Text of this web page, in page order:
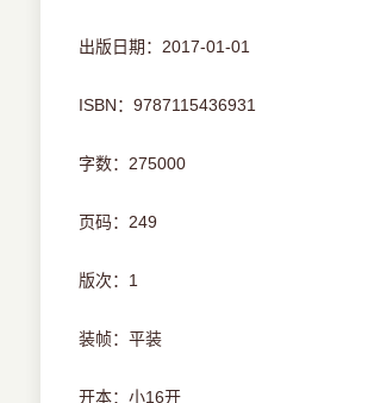
出版日期：2017-01-01
ISBN：9787115436931
字数：275000
页码：249
版次：1
装帧：平装
开本：小16开